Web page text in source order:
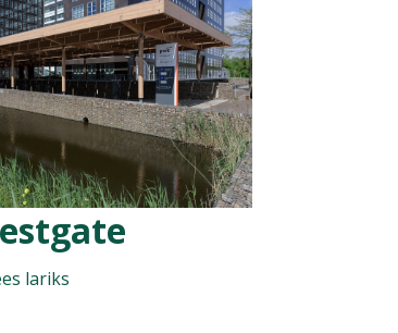
lariks